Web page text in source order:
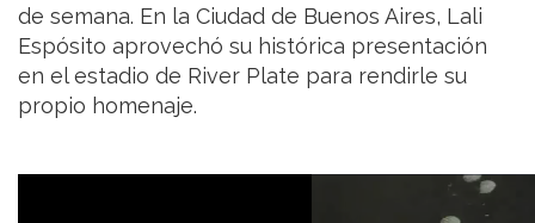
de semana. En la Ciudad de Buenos Aires, Lali
Espósito aprovechó su histórica presentación
en el estadio de River Plate para rendirle su
propio homenaje.